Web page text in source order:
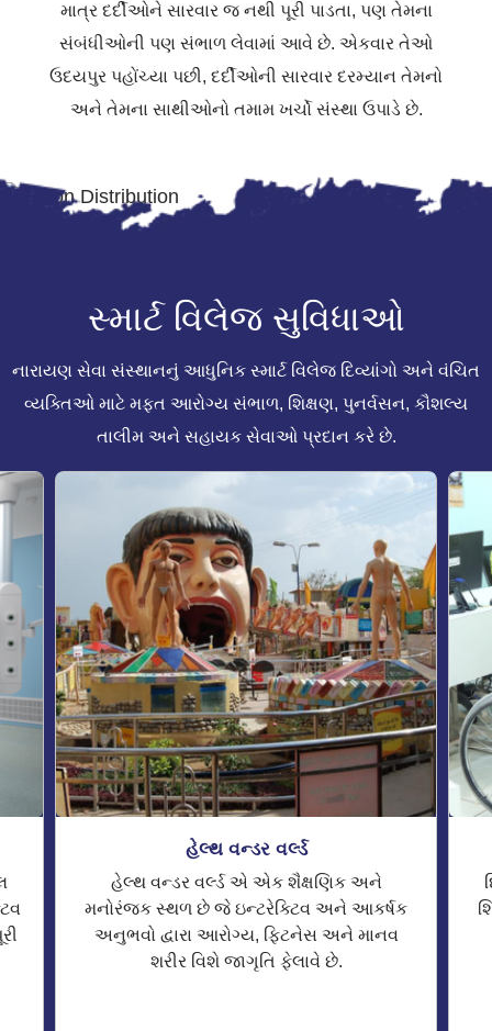
માત્ર દર્દીઓને સારવાર જ નથી પૂરી પાડતા, પણ તેમના
સંબંધીઓની પણ સંભાળ લેવામાં આવે છે. એકવાર તેઓ
ઉદયપુર પહોંચ્યા પછી, દર્દીઓની સારવાર દરમ્યાન તેમનો
અને તેમના સાથીઓનો તમામ ખર્ચો સંસ્થા ઉપાડે છે.
સ્માર્ટ વિલેજસુવિધાઓ
નારાયણ સેવા સંસ્થાનનું આધુનિક સ્માર્ટ વિલેજ દિવ્યાંગો અને વંચિત
વ્યક્તિઓ માટે મફત આરોગ્ય સંભાળ, શિક્ષણ, પુનર્વસન, કૌશલ્ય
તાલીમ અને સહાયક સેવાઓ પ્રદાન કરે છે.
હેલ્થ વન્ડર વર્લ્ડ
હેલ્થ વન્ડર વર્લ્ડ એ એક શૈક્ષણિક અને
મનોરંજક સ્થળ છે જે ઇન્ટરેક્ટિવ અને આકર્ષક
અનુભવો દ્વારા આરોગ્ય, ફિટનેસ અને માનવ
શરીર વિશે જાગૃતિ ફેલાવે છે.